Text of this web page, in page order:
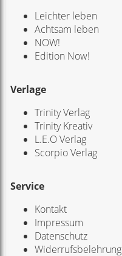
Leichter leben
Achtsam leben
NOW!
Edition Now!
Verlage
Trinity Verlag
Trinity Kreativ
L.E.O Verlag
Scorpio Verlag
Service
Kontakt
Impressum
Datenschutz
Widerrufsbelehrung